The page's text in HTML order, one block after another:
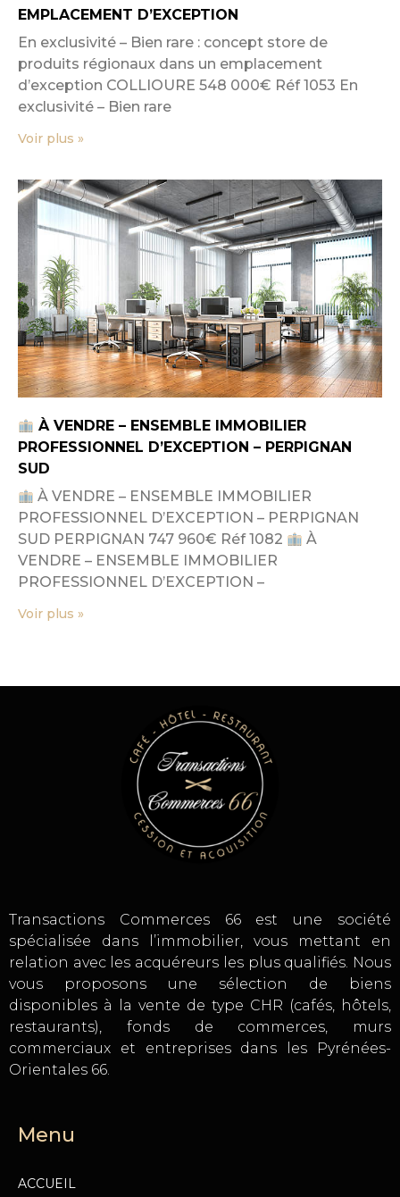
EMPLACEMENT D’EXCEPTION
En exclusivité – Bien rare : concept store de
produits régionaux dans un emplacement
d’exception COLLIOURE 548 000€ Réf 1053 En
exclusivité – Bien rare
Voir plus »
À VENDRE – ENSEMBLE IMMOBILIER
PROFESSIONNEL D’EXCEPTION – PERPIGNAN
SUD
À VENDRE – ENSEMBLE IMMOBILIER
PROFESSIONNEL D’EXCEPTION – PERPIGNAN
SUD PERPIGNAN 747 960€ Réf 1082
À
VENDRE – ENSEMBLE IMMOBILIER
PROFESSIONNEL D’EXCEPTION –
Voir plus »
Transactions Commerces 66 est une société
spécialisée dans l’immobilier, vous mettant en
relation avec les acquéreurs les plus qualifiés. Nous
vous proposons une sélection de biens
disponibles à la vente de type CHR (cafés, hôtels,
restaurants), fonds de commerces, murs
commerciaux et entreprises dans les Pyrénées-
Orientales 66.
Menu
ACCUEIL